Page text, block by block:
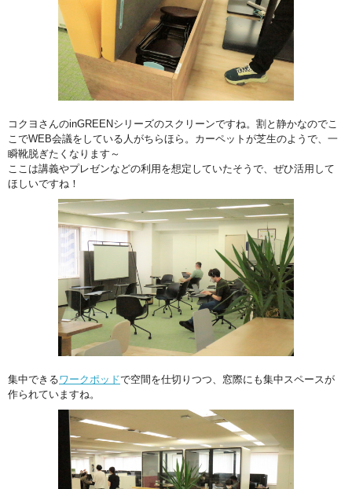
コクヨさんのinGREENシリーズのスクリーンですね。割と静かなのでこ
こでWEB会議をしている人がちらほら。カーペットが芝生のようで、一
瞬靴脱ぎたくなります～
ここは講義やプレゼンなどの利用を想定していたそうで、ぜひ活用して
ほしいですね！
集中できるワークポッドで空間を仕切りつつ、窓際にも集中スペースが
作られていますね。